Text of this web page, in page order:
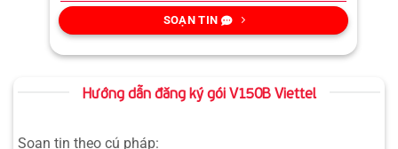
SOẠN TIN
Hướng dẫn đăng ký gói V150B Viettel
Soạn tin theo cú pháp: